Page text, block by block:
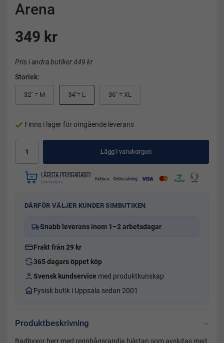
Arena
349 kr
Pris i andra butiker 449 kr
Storlek:
32" = M 34"= L 36" = XL
Finns i lager för omgående leverans
Lägg i varukorgen
DÄRFÖR VÄLJER KUNDER SIMBUTIKEN
Snabb leverans inom 1–2 arbetsdagar
Frakt från 29 kr
365 dagars öppet köp
Svensk kundservice med produktkunskap
Fysisk butik i Uppsala sedan 2001
Produktbeskrivning